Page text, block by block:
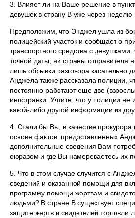
3. Влияет ли на Ваше решение в
девушек в страну В уже через неделю
Предположим, что Энджел ушла из
полицейский участок и сообщает о
транспортного средства с
точной даты, ни страны отправителя
лишь обрывки разговора касательно
Анджела также рассказала полиции,
постоянно работают еще две
иностранки. Учтите, что у полиции не
какой-либо другой информации из
4. Стали бы Вы, в качестве прокурора
основе фактов, предоставленных
дополнительные сведения Вам
оюразом и где Вы намереваетесь их
5. Что в этом случае случится с
сведений и оказанной помощи для
программу помощи жертвам и
людьми? В стране B существует
защите жертв и свидетелей торговли